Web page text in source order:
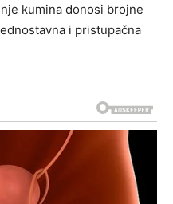
kumina donosi brojne
i pristupačna